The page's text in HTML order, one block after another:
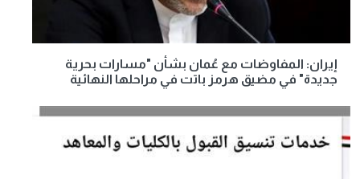
إيران: المفاوضات مع عُمان بشأن "مسارات بحرية
جديدة" في مضيق هرمز باتت في مراحلها النهائية